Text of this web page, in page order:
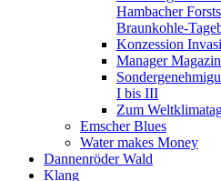
Hambacher
Braunkohle-
Konzession
Manager
I bis III
Zum
Emscher Blues
Water makes Money
Dannenröder Wald
Klang